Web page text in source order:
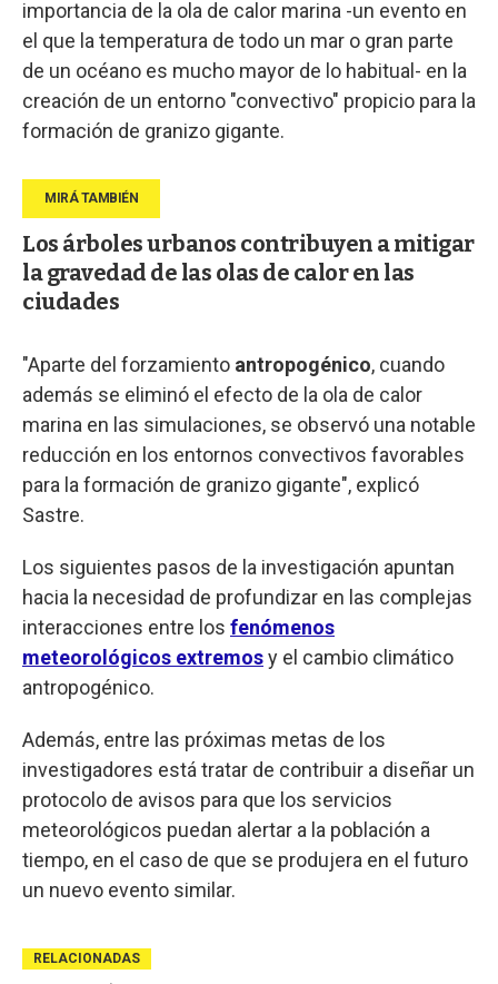
importancia de la ola de calor marina -un evento en
el que la temperatura de todo un mar o gran parte
de un océano es mucho mayor de lo habitual- en la
creación de un entorno "convectivo" propicio para la
formación de granizo gigante.
Los árboles urbanos contribuyen a mitigar
la gravedad de las olas de calor en las
ciudades
"Aparte del forzamiento antropogénico, cuando
además se eliminó el efecto de la ola de calor
marina en las simulaciones, se observó una notable
reducción en los entornos convectivos favorables
para la formación de granizo gigante", explicó
Sastre.
Los siguientes pasos de la investigación apuntan
hacia la necesidad de profundizar en las complejas
interacciones entre los fenómenos
meteorológicos extremosy el cambio climático
antropogénico.
Además, entre las próximas metas de los
investigadores está tratar de contribuir a diseñar un
protocolo de avisos para que los servicios
meteorológicos puedan alertar a la población a
tiempo, en el caso de que se produjera en el futuro
un nuevo evento similar.
RELACIONADAS